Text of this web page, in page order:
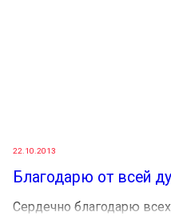
22.10.2013
Благодарю от всей
Сердечно благодарю